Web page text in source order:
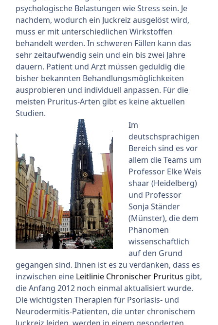
psychologische Belastungen wie Stress sein. Je
nachdem, wodurch ein Juckreiz ausgelöst wird,
muss er mit unterschiedlichen Wirkstoffen
behandelt werden. In schweren Fällen kann das
sehr zeitaufwendig sein und ein bis zwei Jahre
dauern. Patient und Arzt müssen geduldig die
bisher bekannten Behandlungsmöglichkeiten
ausprobieren und individuell anpassen. Für die
meisten Pruritus-Arten gibt es keine aktuellen
Studien.
Im
deutschsprachigen
Bereich sind es vor
allem die Teams um
Professor Elke Weis
shaar (Heidelberg)
und Professor
Sonja Ständer
(Münster), die dem
Phänomen
wissenschaftlich
auf den Grund
gegangen sind. Ihnen ist es zu verdanken, dass es
inzwischen eine Leitlinie Chronischer Pruritus gibt,
die Anfang 2012 noch einmal aktualisiert wurde.
Die wichtigsten Therapien für Psoriasis- und
Neurodermitis-Patienten, die unter chronischem